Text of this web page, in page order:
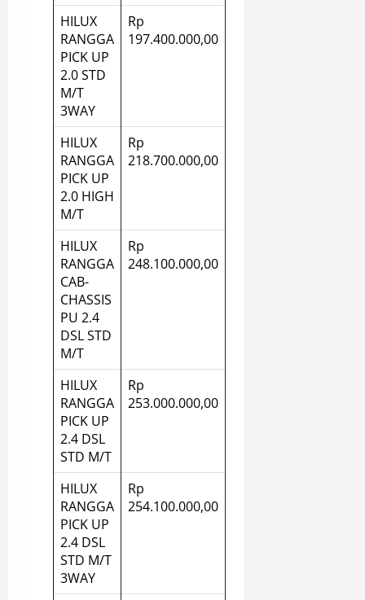
HILUX
RANGGA
PICK UP
2.0 STD
M/T
3WAY
Rp
197.400.000,00
HILUX
RANGGA
PICK UP
2.0 HIGH
M/T
Rp
218.700.000,00
HILUX
RANGGA
CAB-
CHASSIS
PU 2.4
DSL STD
M/T
Rp
248.100.000,00
HILUX
RANGGA
PICK UP
2.4 DSL
STD M/T
Rp
253.000.000,00
HILUX
RANGGA
PICK UP
2.4 DSL
STD M/T
3WAY
Rp
254.100.000,00